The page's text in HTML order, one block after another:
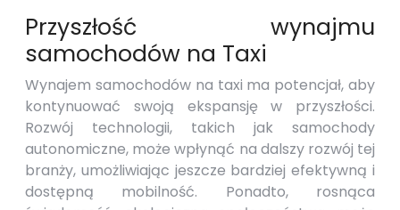
Przyszłość wynajmu
samochodów na Taxi
Wynajem samochodów na taxi ma potencjał, aby
kontynuować swoją ekspansję w przyszłości.
Rozwój technologii, takich jak samochody
autonomiczne, może wpłynąć na dalszy rozwój tej
branży, umożliwiając jeszcze bardziej efektywną i
dostępną mobilność. Ponadto, rosnąca